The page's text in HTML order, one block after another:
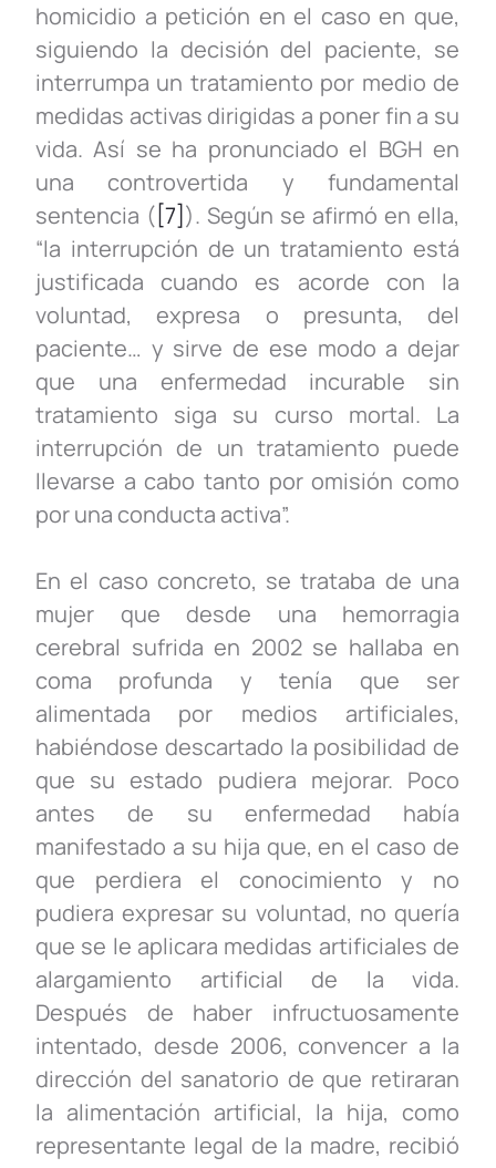
homicidio a petición en el caso en que,
siguiendo la decisión del paciente, se
interrumpa un tratamiento por medio de
medidas activas dirigidas a poner fin a su
vida. Así se ha pronunciado el BGH en
una controvertida y fundamental
sentencia ( [7] ). Según se afirmó en ella,
“la interrupción de un tratamiento está
justificada cuando es acorde con la
voluntad, expresa o presunta, del
paciente… y sirve de ese modo a dejar
que una enfermedad incurable sin
tratamiento siga su curso mortal. La
interrupción de un tratamiento puede
llevarse a cabo tanto por omisión como
por una conducta activa”.
En el caso concreto, se trataba de una
mujer que desde una hemorragia
cerebral sufrida en 2002 se hallaba en
coma profunda y tenía que ser
alimentada por medios artificiales,
habiéndose descartado la posibilidad de
que su estado pudiera mejorar. Poco
antes de su enfermedad había
manifestado a su hija que, en el caso de
que perdiera el conocimiento y no
pudiera expresar su voluntad, no quería
que se le aplicara medidas artificiales de
alargamiento artificial de la vida.
Después de haber infructuosamente
intentado, desde 2006, convencer a la
dirección del sanatorio de que retiraran
la alimentación artificial, la hija, como
representante legal de la madre, recibió